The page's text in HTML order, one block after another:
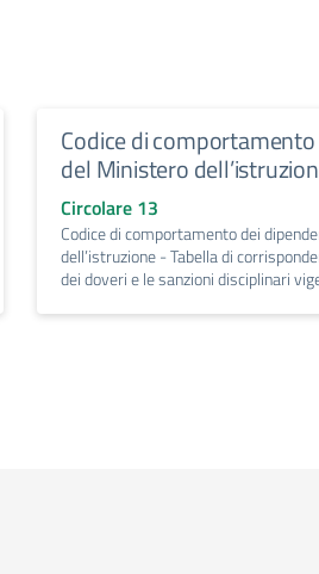
Codice di
del Ministero
Circolare 13
Codice di comportamento dei
dell’istruzione - Tabella di
dei doveri e le sanzioni disciplinari